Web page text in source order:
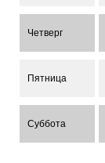
Четверг
Пятница
Суббота